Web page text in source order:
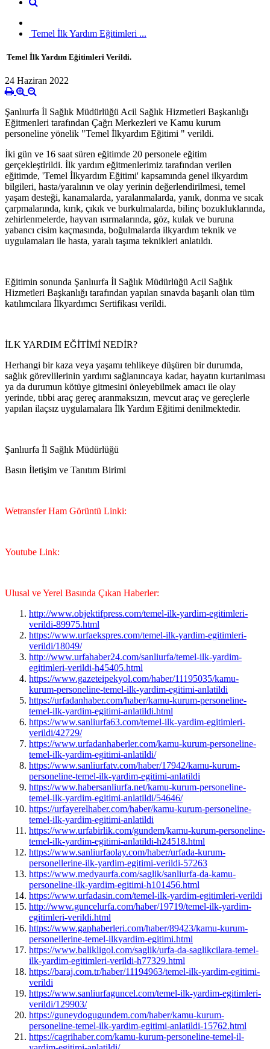
​ Temel İlk Yardım Eğitimleri ...
​ Temel İlk Yardım Eğitimleri Verildi.
24 Haziran 2022
Şanlıurfa İl Sağlık Müdürlüğü Acil Sağlık Hizmetleri Başkanlığı
Eğitmenleri tarafından Çağrı Merkezleri ve Kamu kurum
personeline yönelik "Temel İlkyardım Eğitimi " verildi.
İki gün ve 16 saat süren eğitimde 20 personele eğitim
gerçekleştirildi. İlk yardım eğitmenlerimiz tarafından verilen
eğitimde, 'Temel İlkyardım Eğitimi' kapsamında genel ilkyardım
bilgileri, hasta/yaralının ve olay yerinin değerlendirilmesi, temel
yaşam desteği, kanamalarda, yaralanmalarda, yanık, donma ve sıcak
çarpmalarında, kırık, çıkık ve burkulmalarda, bilinç bozukluklarında,
zehirlenmelerde, hayvan ısırmalarında, göz, kulak ve buruna
yabancı cisim kaçmasında, boğulmalarda ilkyardım teknik ve
uygulamaları ile hasta, yaralı taşıma teknikleri anlatıldı.
Eğitimin sonunda Şanlıurfa İl Sağlık Müdürlüğü Acil Sağlık
Hizmetleri Başkanlığı tarafından yapılan sınavda başarılı olan tüm
katılımcılara İlkyardımcı Sertifikası verildi.
İLK YARDIM EĞİTİMİ NEDİR?
Herhangi bir kaza veya yaşamı tehlikeye düşüren bir durumda,
sağlık görevlilerinin yardımı sağlanıncaya kadar, hayatın kurtarılması
ya da durumun kötüye gitmesini önleyebilmek amacı ile olay
yerinde, tıbbi araç gereç aranmaksızın, mevcut araç ve gereçlerle
yapılan ilaçsız uygulamalara İlk Yardım Eğitimi denilmektedir.
Şanlıurfa İl Sağlık Müdürlüğü
Basın İletişim ve Tanıtım Birimi
Wetransfer Ham Görüntü Linki:
Youtube Link:
Ulusal ve Yerel Basında Çıkan Haberler:
http://www.objektifpress.com/temel-ilk-yardim-egitimleri-
verildi-89975.html
https://www.urfaekspres.com/temel-ilk-yardim-egitimleri-
verildi/18049/
http://www.urfahaber24.com/sanliurfa/temel-ilk-yardim-
egitimleri-verildi-h45405.html
https://www.gazeteipekyol.com/haber/11195035/kamu-
kurum-personeline-temel-ilk-yardim-egitimi-anlatildi
https://urfadanhaber.com/haber/kamu-kurum-personeline-
temel-ilk-yardim-egitimi-anlatildi.html
https://www.sanliurfa63.com/temel-ilk-yardim-egitimleri-
verildi/42729/
https://www.urfadanhaberler.com/kamu-kurum-personeline-
temel-ilk-yardim-egitimi-anlatildi/
https://www.sanliurfatv.com/haber/17942/kamu-kurum-
personeline-temel-ilk-yardim-egitimi-anlatildi
https://www.habersanliurfa.net/kamu-kurum-personeline-
temel-ilk-yardim-egitimi-anlatildi/54646/
https://urfayerelhaber.com/haber/kamu-kurum-personeline-
temel-ilk-yardim-egitimi-anlatildi
https://www.urfabirlik.com/gundem/kamu-kurum-personeline-
temel-ilk-yardim-egitimi-anlatildi-h24518.html
https://www.sanliurfaolay.com/haber/urfada-kurum-
personellerine-ilk-yardim-egitimi-verildi-57263
https://www.medyaurfa.com/saglik/sanliurfa-da-kamu-
personeline-ilk-yardim-egitimi-h101456.html
https://www.urfadasin.com/temel-ilk-yardim-egitimleri-verildi
http://www.guncelurfa.com/haber/19719/temel-ilk-yardim-
egitimleri-verildi.html
https://www.gaphaberleri.com/haber/89423/kamu-kurum-
personellerine-temel-ilkyardim-egitimi.html
https://www.balikligol.com/saglik/urfa-da-saglikcilara-temel-
ilk-yardim-egitimleri-verildi-h77329.html
https://baraj.com.tr/haber/11194963/temel-ilk-yardim-egitimi-
verildi
https://www.sanliurfaguncel.com/temel-ilk-yardim-egitimleri-
verildi/129903/
https://guneydogugundem.com/haber/kamu-kurum-
personeline-temel-ilk-yardim-egitimi-anlatildi-15762.html
https://cagrihaber.com/kamu-kurum-personeline-temel-il-